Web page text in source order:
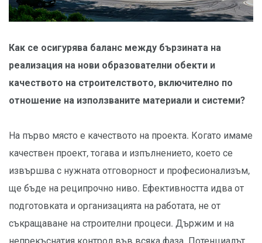
Как се осигурява баланс между бързината на
реализация на нови образователни обекти и
качеството на строителството, включително по
отношение на използваните материали и системи?
На първо място е качеството на проекта. Когато имаме
качествен проект, тогава и изпълнението, което се
извършва с нужната отговорност и професионализъм,
ще бъде на реципрочно ниво. Ефективността идва от
подготовката и организацията на работата, не от
съкращаване на строителни процеси. Държим и на